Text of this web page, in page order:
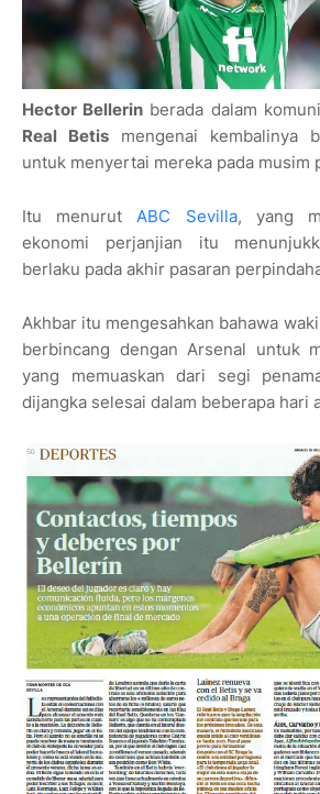
Hector Bellerin berada dalam
Real Betis mengenai kembalinya
untuk menyertai mereka pada musim
Itu menurut ABC Sevilla, yang
ekonomi perjanjian itu
berlaku pada akhir pasaran
Akhbar itu mengesahkan bahawa
berbincang dengan Arsenal untuk
yang memuaskan dari segi
dijangka selesai dalam beberapa hari